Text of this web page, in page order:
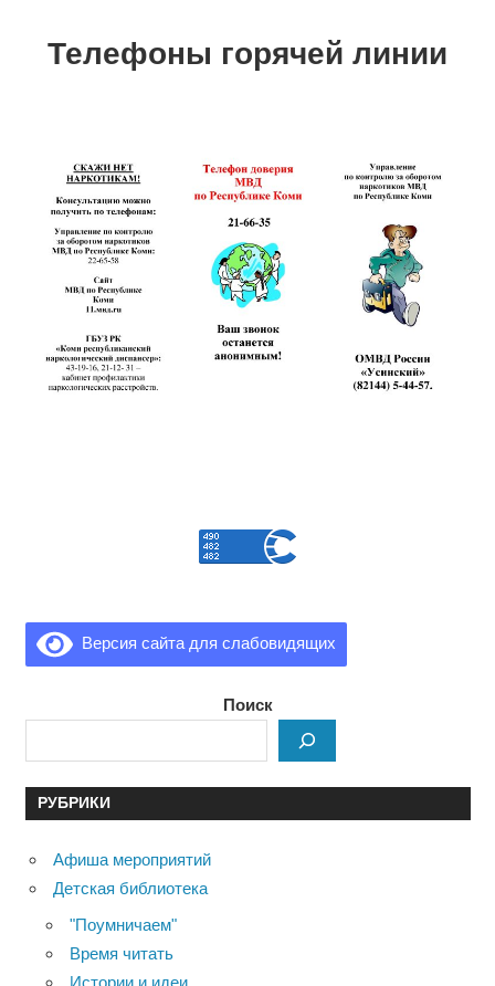
Телефоны горячей линии
Версия сайта для слабовидящих
Поиск
РУБРИКИ
Афиша мероприятий
Детская библиотека
"Поумничаем"
Время читать
Истории и идеи